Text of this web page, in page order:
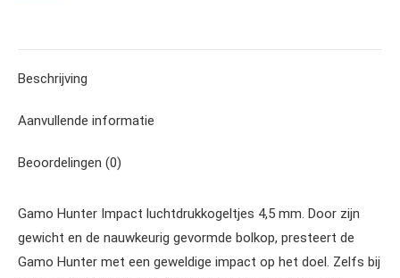
Beschrijving
Aanvullende informatie
Beoordelingen (0)
Gamo Hunter Impact luchtdrukkogeltjes 4,5 mm. Door zijn
gewicht en de nauwkeurig gevormde bolkop, presteert de
Gamo Hunter met een geweldige impact op het doel. Zelfs bij